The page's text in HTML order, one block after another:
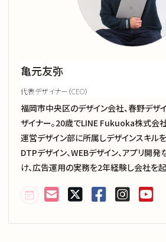
メンバー
採用情報
お知らせ
お問い合わせ
亀元友弥
代表デザイナー（CEO）
福岡市中央区のデザイン会社、春野デザ
ザイナー。20歳でLINE Fukuoka株式会
運営デザイン部に所属しデザインスキルを
DTPデザイン、WEBデザイン、アプリ開
け、広告運用の実務を2年経験し会社を起